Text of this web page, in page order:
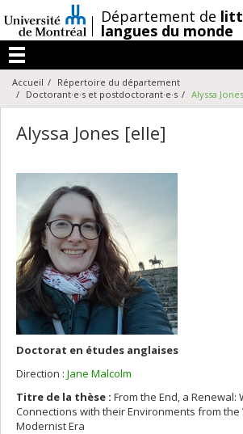
au
contenu
/Département de
langues du monde
Menu
Accueil
Répertoire du département
Doctorant·e·s et postdoctorant·e·s
Alyssa
Alyssa Jones [elle]
Doctorat en études anglaises
Direction : Jane Malcolm
Titre de la thèse : From the End, a Renewal:
Connections with their Environments from the
Modernist Era